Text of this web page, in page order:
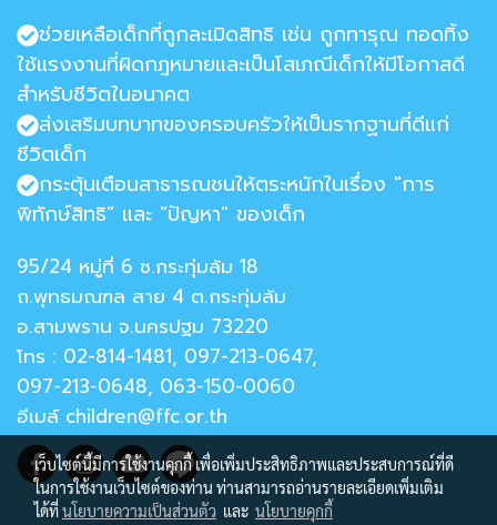
ช่วยเหลือเด็กที่ถูกละเมิดสิทธิ เช่น ถูกทารุณ ทอดทิ้ง
ใช้แรงงานที่ผิดกฎหมายและเป็นโสเภณีเด็กให้มีโอกาสดี
สำหรับชีวิตในอนาคต
ส่งเสริมบทบาทของครอบครัวให้เป็นรากฐานที่ดีแก่
ชีวิตเด็ก
กระตุ้นเตือนสาธารณชนให้ตระหนักในเรื่อง "การ
พิทักษ์สิทธิ" และ "ปัญหา" ของเด็ก
95/24 หมู่ที่ 6 ซ.กระทุ่มล้ม 18
ถ.พุทธมณฑล สาย 4 ต.กระทุ่มล้ม
อ.สามพราน จ.นครปฐม 73220
โทร : 02-814-1481, 097-213-0647,
097-213-0648, 063-150-0060
อีเมล์ children@ffc.or.th
เว็บไซต์นี้มีการใช้งานคุกกี้ เพื่อเพิ่มประสิทธิภาพและประสบการณ์ที่ดี
ในการใช้งานเว็บไซต์ของท่าน ท่านสามารถอ่านรายละเอียดเพิ่มเติม
ได้ที่นโยบายความเป็นส่วนตัว และ นโยบายคุกกี้